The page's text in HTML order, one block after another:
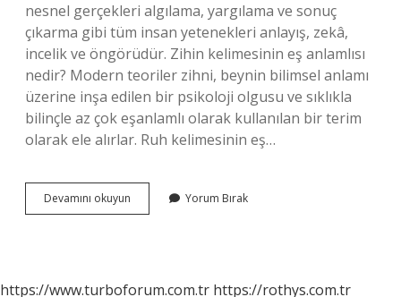
nesnel gerçekleri algılama, yargılama ve sonuç
çıkarma gibi tüm insan yetenekleri anlayış, zekâ,
incelik ve öngörüdür. Zihin kelimesinin eş anlamlısı
nedir? Modern teoriler zihni, beynin bilimsel anlamı
üzerine inşa edilen bir psikoloji olgusu ve sıklıkla
bilinçle az çok eşanlamlı olarak kullanılan bir terim
olarak ele alırlar. Ruh kelimesinin eş…
Devamını okuyun
In
Yorum Bırak
https://www.turboforum.com.tr https://rothys.com.tr